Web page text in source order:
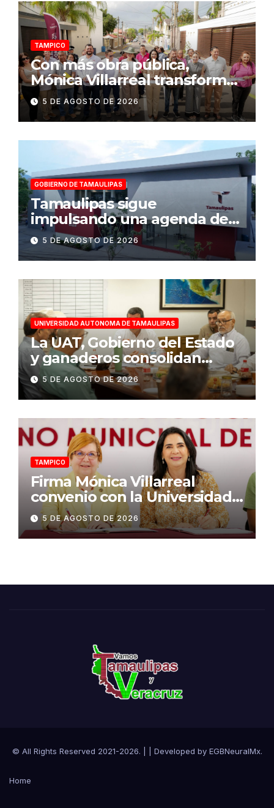
TAMPICO
Con más obra pública,
Mónica Villarreal transforma
la infraestructura vial de
Tampico
5 DE AGOSTO DE 2026
GOBIERNO DE TAMAULIPAS
Tamaulipas sigue
impulsando una agenda de
infraestructura con sentido
humanista
5 DE AGOSTO DE 2026
UNIVERSIDAD AUTONOMA DE TAMAULIPAS
La UAT, Gobierno del Estado
y ganaderos consolidan
proyecto “Carne Tam”
5 DE AGOSTO DE 2026
TAMPICO
Firma Mónica Villarreal
convenio con la Universidad
Tecnológica de Altamira para
impulsar la innovación
turística mediante TampIA
5 DE AGOSTO DE 2026
© All Rights Reserved 2021-2026. | Developed by EGBNeuralMx.
Home